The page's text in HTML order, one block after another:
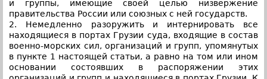
и группы, имеющие своей целью низвержение
правительства России или союзных с ней государств.
2. Немедленно разоружить и интернировать все
находящиеся в портах Грузии суда, входящие в состав
военно-морских сил, организаций и групп, упомянутых
в пункте 1 настоящей статьи, а равно на том или ином
основании состоявших в распоряжении этих